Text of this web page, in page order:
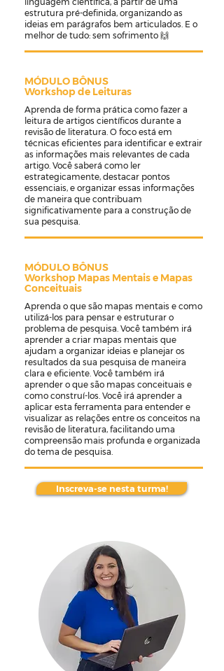
estrutura pré-definida, organizando as
ideias em parágrafos bem articulados. E o
melhor de tudo: sem sofrimento 🙌
MÓDULO BÔNUS
Workshop de Leituras
Aprenda de forma prática como fazer a
leitura de artigos científicos durante a
revisão de literatura. O foco está em
técnicas eficientes para identificar e extrair
as informações mais relevantes de cada
artigo. Você saberá como ler
estrategicamente, destacar pontos
essenciais, e organizar essas informações
de maneira que contribuam
significativamente para a construção de
sua pesquisa.
MÓDULO BÔNUS
Workshop Mapas Mentais e Mapas
Conceituais
Aprenda o que são mapas mentais e como
utilizá-los para pensar e estruturar o
problema de pesquisa. Você também irá
aprender a criar mapas mentais que
ajudam a organizar ideias e planejar os
resultados da sua pesquisa de maneira
clara e eficiente. Você também irá
aprender o que são mapas conceituais e
como construí-los. Você irá aprender a
aplicar esta ferramenta para entender e
visualizar as relações entre os conceitos na
revisão de literatura, facilitando uma
compreensão mais profunda e organizada
do tema de pesquisa.
Inscreva-se nesta turma!